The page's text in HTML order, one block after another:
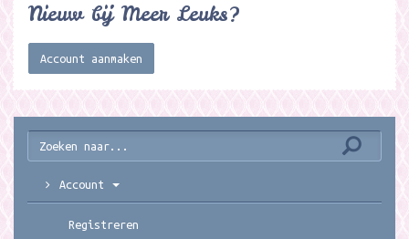
Nieuw bij Meer Leuks?
Account aanmaken
Account
Registreren